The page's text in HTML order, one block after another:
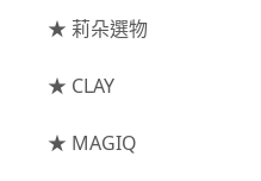
- 迷你玫瑰
- 庭園玫瑰
- 其他玫瑰
果實
藤圈⧸注連繩
提籃
★ 莉朵選物
★ CLAY
★ MAGIQ